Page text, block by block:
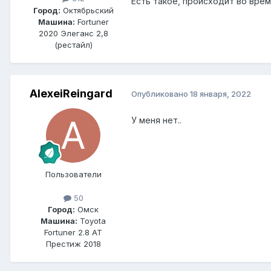
Город: Октябрьский
Машина: Fortuner
2020 Элеганс 2,8
(рестайл)
AlexeiReingard
Пользователи
50
Город: Омск
Машина: Toyota
Fortuner 2.8 AT
Престиж 2018
Опубликовано 18 января, 2022
У меня нет..